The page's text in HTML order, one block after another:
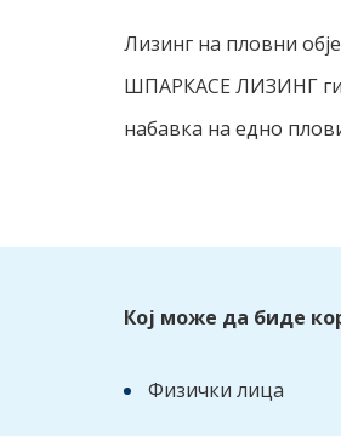
Лизинг на пловни
ШПАРКАСЕ ЛИЗИНГ ги
набавка на едно
Кој може да биде
Физички лица